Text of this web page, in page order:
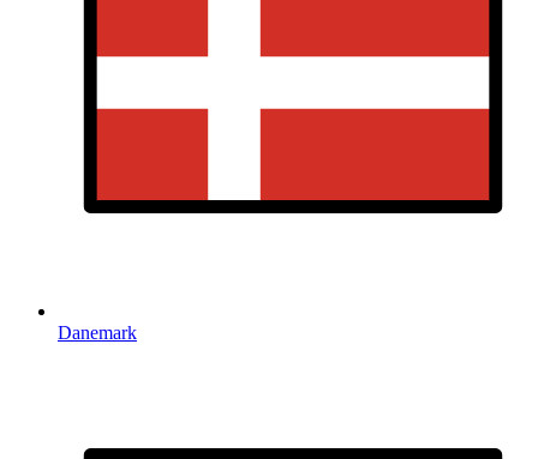
Danemark